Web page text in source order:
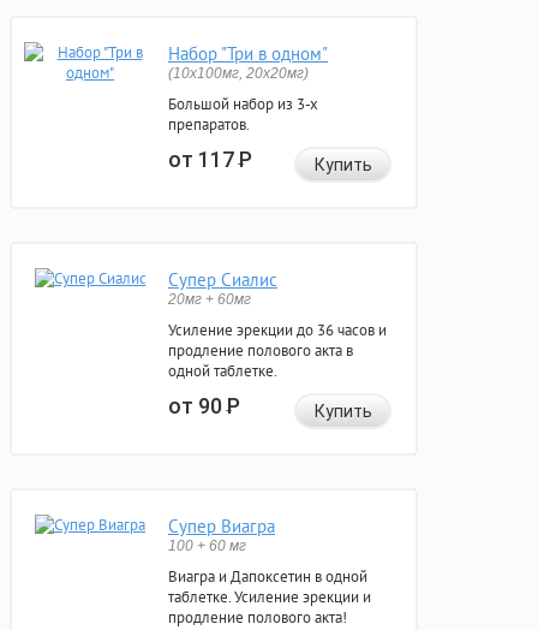
Набор "Три в одном"
(10x100мг, 20x20мг)
Большой набор из 3-х
препаратов.
от 117Р Купить
Супер Сиалис
20мг + 60мг
Усиление эрекции до 36 часов и
продление полового акта в
одной таблетке.
от 90Р Купить
Супер Виагра
100 + 60 мг
Виагра и Дапоксетин в одной
таблетке. Усиление эрекции и
продление полового акта!